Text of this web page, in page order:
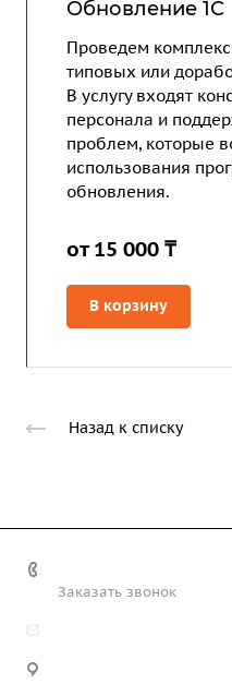
Обновление 1С
Проведем
типовых или
В услугу входят
персонала и
проблем, которые
использования
обновления.
от 15 000 ₸
В корзину
Назад к списку
Заказать звонок